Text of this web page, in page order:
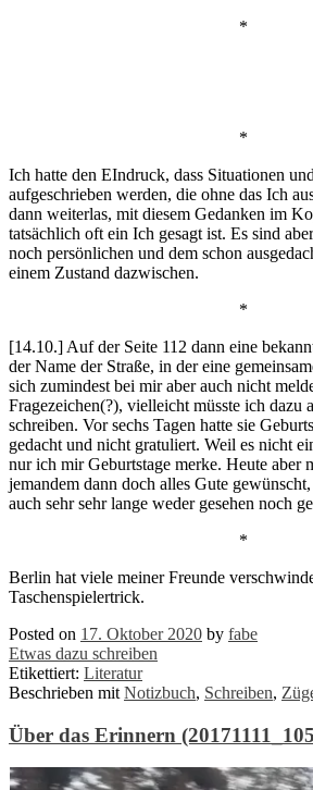
*
*
Ich hatte den EIndruck, dass Situationen
aufgeschrieben werden, die ohne das Ich
dann weiterlas, mit diesem Gedanken im
tatsächlich oft ein Ich gesagt ist. Es sind
noch persönlichen und dem schon
einem Zustand dazwischen.
*
[14.10.] Auf der Seite 112 dann eine
der Name der Straße, in der eine
sich zumindest bei mir aber auch nicht
Fragezeichen(?), vielleicht müsste ich dazu
schreiben. Vor sechs Tagen hatte sie
gedacht und nicht gratuliert. Weil es nicht
nur ich mir Geburtstage merke. Heute aber
jemandem dann doch alles Gute
auch sehr sehr lange weder gesehen noch
*
Berlin hat viele meiner Freunde
Taschenspielertrick.
Posted on 17. Oktober 2020 by fabe
Etwas dazu schreiben
Etikettiert: Literatur
Beschrieben mit Notizbuch, Schreiben,
Über das Erinnern